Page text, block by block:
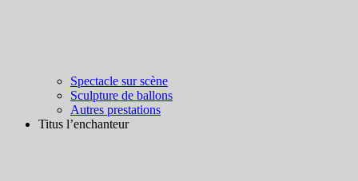
Spectacle sur scène
Sculpture de ballons
Autres prestations
Titus l’enchanteur